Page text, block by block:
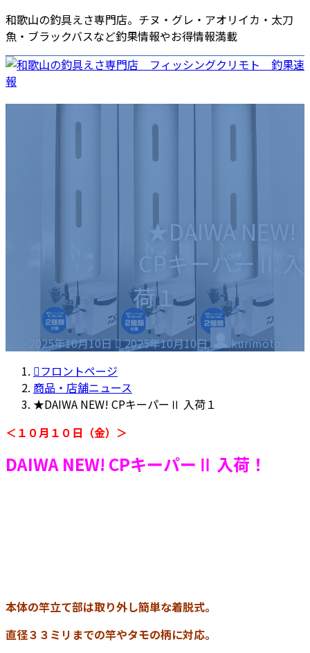
コ
ン
テ
ン
ツ
へ
ナ
ビ
ゲ
ー
シ
ョ
和歌山の釣具えさ専門店。チヌ・グレ・アオリイカ・太刀
魚・ブラックバスなど釣果情報やお得情報満載
ホーム店舗情報
釣果速報商品・店舗ニュース
各種サービス
ポイントカード
お役立ち情報
釣りの仕掛け集
採用情報
★DAIWA NEW!
CPキーパーⅡ 入
荷１
2025年10月10日
最
終
新
日
:
2025年10月10日
kurimoto
フロントページ
商品・店舗ニュース
★DAIWA NEW! CPキーパーⅡ 入荷１
＜１０月１０日（金）＞
DAIWA NEW! CPキーパーⅡ 入荷！
本体の竿立て部は取り外し簡単な着脱式。
直径３３ミリまでの竿やタモの柄に対応。